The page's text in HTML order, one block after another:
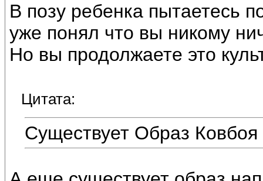
В позу ребенка пытаетесь
уже понял что вы никому
Но вы продолжаете это
Цитата:
Существует Образ Ковбоя